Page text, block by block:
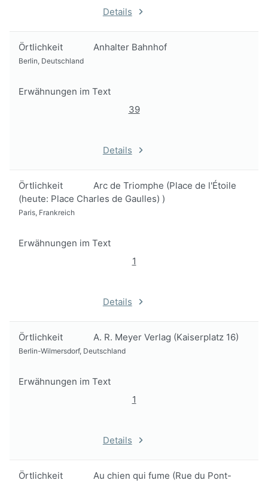
Details
Örtlichkeit Anhalter Bahnhof
Berlin, Deutschland
Erwähnungen im Text
39
Details
Örtlichkeit
Arc de Triomphe (Place de l'Étoile
(heute: Place Charles de Gaulles) )
Paris, Frankreich
Erwähnungen im Text
1
Details
Örtlichkeit A. R. Meyer Verlag (Kaiserplatz 16)
Berlin-Wilmersdorf, Deutschland
Erwähnungen im Text
1
Details
Örtlichkeit
Au chien qui fume (Rue du Pont-